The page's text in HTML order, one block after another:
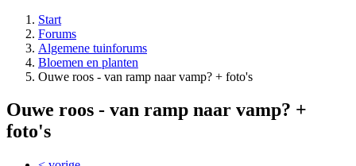
Start
Forums
Algemene tuinforums
Bloemen en planten
Ouwe roos - van ramp naar vamp? + foto's
Ouwe roos - van ramp naar vamp? +
foto's